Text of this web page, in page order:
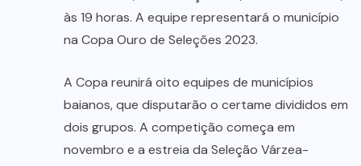
às 19 horas. A equipe representará o município
na Copa Ouro de Seleções 2023.
A Copa reunirá oito equipes de municípios
baianos, que disputarão o certame divididos em
dois grupos. A competição começa em
novembro e a estreia da Seleção Várzea-